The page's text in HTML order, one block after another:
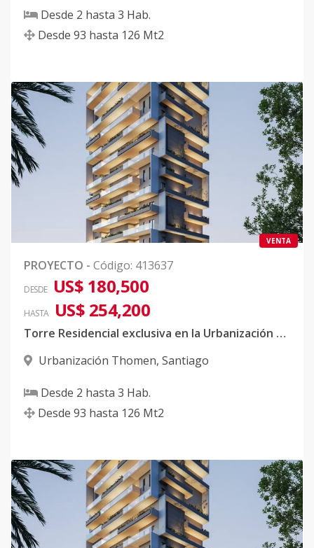
Desde 2 hasta 3 Hab.
Desde 93 hasta 126 Mt2
VENTA
PROYECTO - Código: 413637
DESDE US$ 180,500
HASTA US$ 254,200
Torre Residencial exclusiva en la Urbanización Thomen
Urbanización Thomen, Santiago
Desde 2 hasta 3 Hab.
Desde 93 hasta 126 Mt2